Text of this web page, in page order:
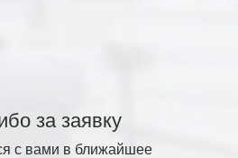
за заявку
с вами в ближайшее